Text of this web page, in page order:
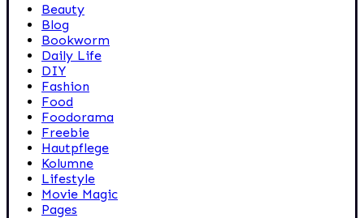
Beauty
Blog
Bookworm
Daily Life
DIY
Fashion
Food
Foodorama
Freebie
Hautpflege
Kolumne
Lifestyle
Movie Magic
Pages